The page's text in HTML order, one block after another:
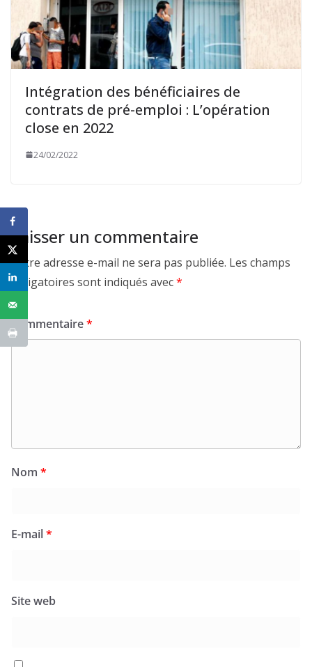
Intégration des bénéficiaires de
contrats de pré-emploi : L’opération
close en 2022
24/02/2022
Laisser un commentaire
Votre adresse e-mail ne sera pas publiée. Les champs
obligatoires sont indiqués avec*
Commentaire*
Nom *
E-mail*
Site web